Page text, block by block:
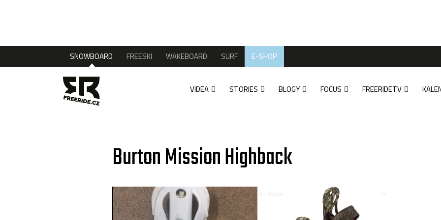
SNOWBOARD FREESKI WAKEBOARD SURF E-SHOP
VIDEA STORIES BLOGY FOCUS FREERIDETV
Burton Mission Highback